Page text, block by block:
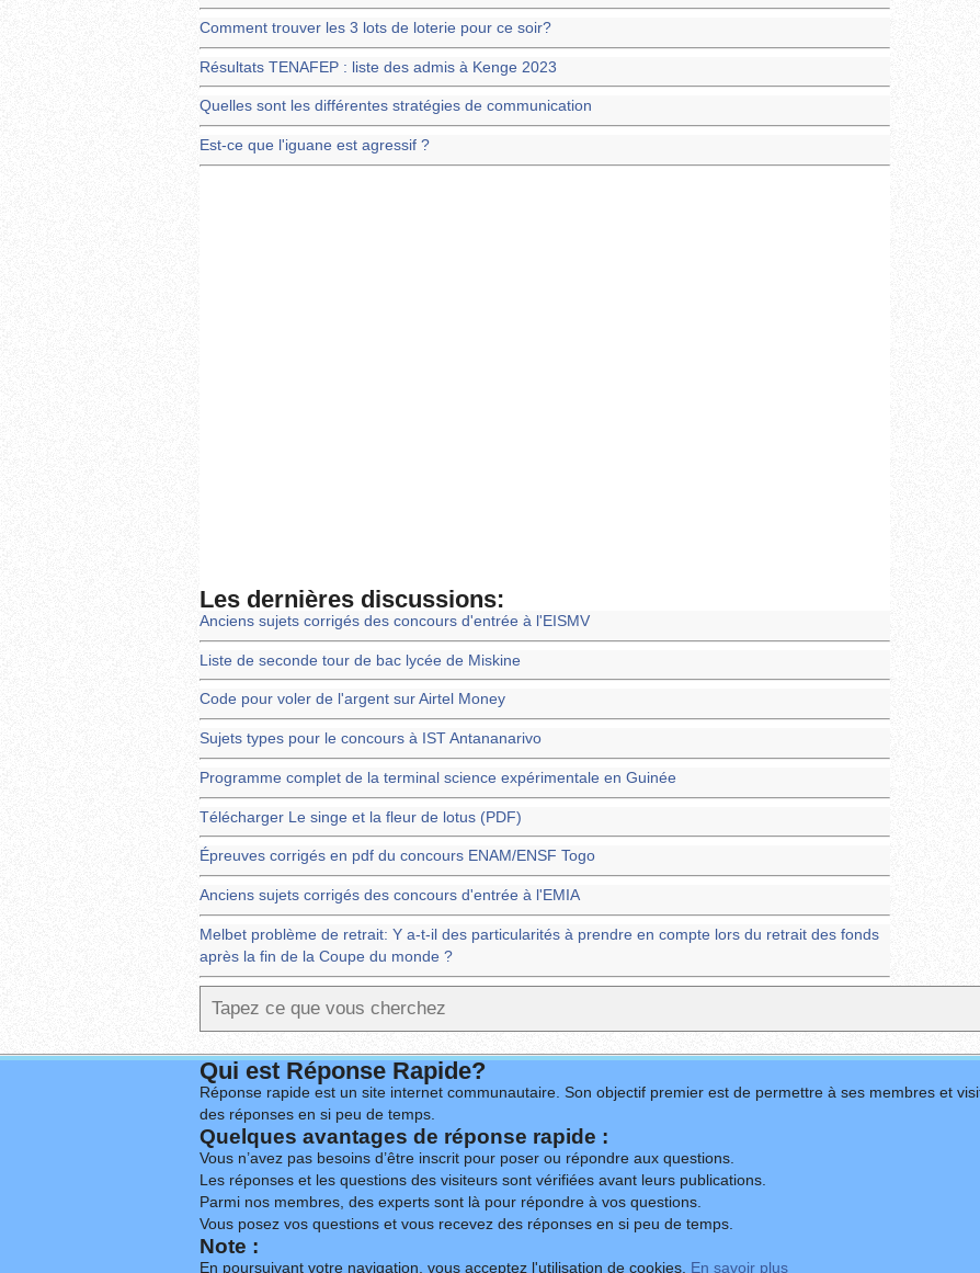
Comment trouver les 3 lots de loterie pour ce soir?
Résultats TENAFEP : liste des admis à Kenge 2023
Quelles sont les différentes stratégies de communication
Est-ce que l'iguane est agressif ?
Les dernières discussions:
Anciens sujets corrigés des concours d'entrée à l'EISMV
Liste de seconde tour de bac lycée de Miskine
Code pour voler de l'argent sur Airtel Money
Sujets types pour le concours à IST Antananarivo
Programme complet de la terminal science expérimentale en Guinée
Télécharger Le singe et la fleur de lotus (PDF)
Épreuves corrigés en pdf du concours ENAM/ENSF Togo
Anciens sujets corrigés des concours d'entrée à l'EMIA
Melbet problème de retrait: Y a-t-il des particularités à prendre en compte lors du retrait des fonds
après la fin de la Coupe du monde ?
Qui est Réponse Rapide?
Réponse rapide est un site internet communautaire. Son objectif premier est de permettre à ses membres et
des réponses en si peu de temps.
Quelques avantages de réponse rapide :
Vous n’avez pas besoins d’être inscrit pour poser ou répondre aux questions.
Les réponses et les questions des visiteurs sont vérifiées avant leurs publications.
Parmi nos membres, des experts sont là pour répondre à vos questions.
Vous posez vos questions et vous recevez des réponses en si peu de temps.
Note :
En poursuivant votre navigation, vous acceptez l'utilisation de cookies. En savoir plus